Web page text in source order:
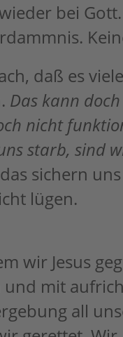
bei Gott.
daß es
Das kann
nicht
starb, sind
sichern
lügen.
wir Jesus
mit
all